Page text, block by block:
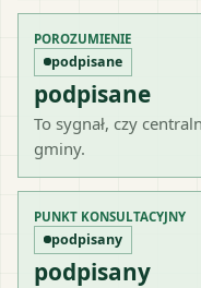
POROZUMIENIE
podpisane
podpisane
To sygnał, czy
gminy.
PUNKT KONSULTACYJNY
podpisany
podpisany